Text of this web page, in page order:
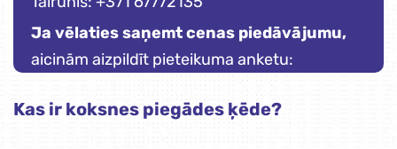
Ja vēlaties saņemt cenas piedāvājumu,
aicinām aizpildīt pieteikuma anketu:
Kas ir koksnes piegādes ķēde?